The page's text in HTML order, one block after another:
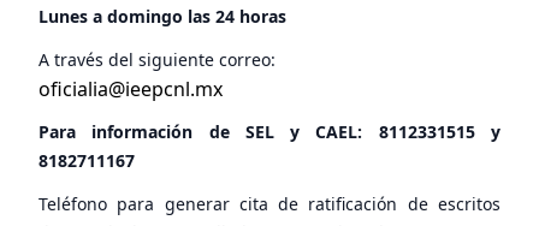
Lunes a domingo las 24 horas
A través del siguiente correo:
oficialia@ieepcnl.mx
Para información de SEL y CAEL: 8112331515y
8182711167
Teléfono para generar cita de ratificación de escritos